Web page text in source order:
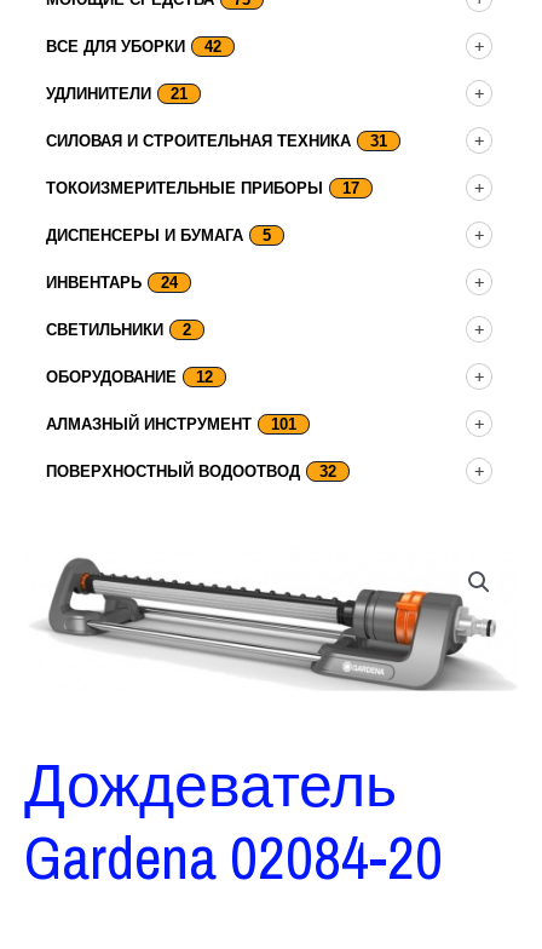
ВСЕ ДЛЯ УБОРКИ 42
УДЛИНИТЕЛИ 21
СИЛОВАЯ И СТРОИТЕЛЬНАЯ ТЕХНИКА 31
ТОКОИЗМЕРИТЕЛЬНЫЕ ПРИБОРЫ 17
ДИСПЕНСЕРЫ И БУМАГА 5
ИНВЕНТАРЬ 24
СВЕТИЛЬНИКИ 2
ОБОРУДОВАНИЕ 12
АЛМАЗНЫЙ ИНСТРУМЕНТ 101
ПОВЕРХНОСТНЫЙ ВОДООТВОД 32
Дождеватель
Gardena 02084-20